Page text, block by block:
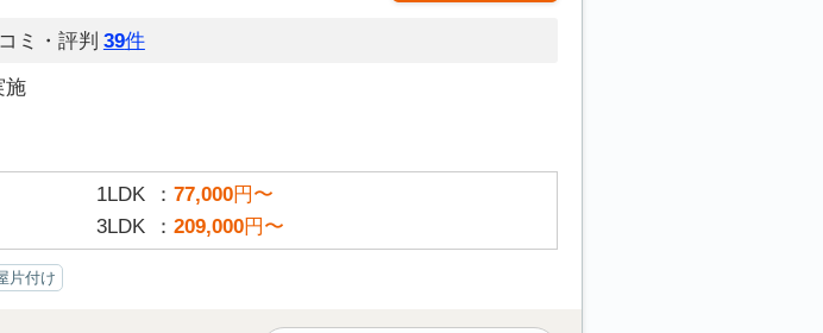
ミ・評判 39件
施
1LDK 77,000円〜
3LDK 209,000円〜
片付け